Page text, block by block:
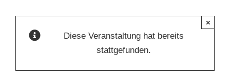
Diese Veranstaltung hat bereits
stattgefunden.
×